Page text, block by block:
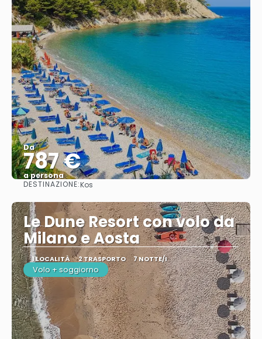
Da
787 €
a persona
DESTINAZIONE:Kos
Le Dune Resort con volo da
Milano e Aosta
1 LOCALITÀ 2 TRASPORTO 7 NOTTE/I
Volo + soggiorno